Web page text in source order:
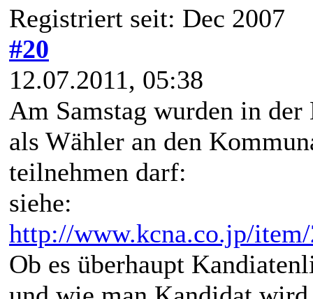
Registriert seit: Dec 2007
#20
12.07.2011, 05:38
Am Samstag wurden in
als Wähler an den
teilnehmen darf:
siehe:
http://www.kcna.co.jp/
Ob es überhaupt